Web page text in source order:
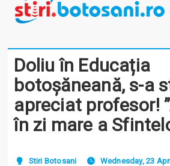
Doliu în Educația
botoșăneană, s-a
apreciat profesor!
în zi mare a
Stiri Botosani Wednesday, 23